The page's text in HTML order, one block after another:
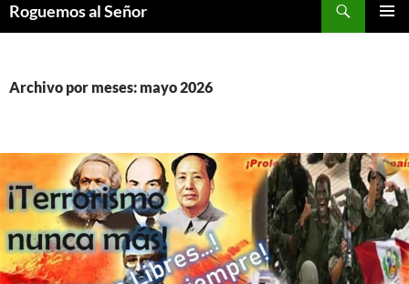
Roguemos al Señor
Archivo por meses: mayo 2026